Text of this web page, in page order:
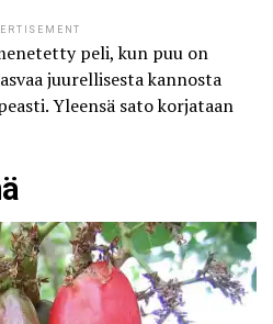
peli, kun puu on
juurellisesta kannosta
Yleensä sato korjataan